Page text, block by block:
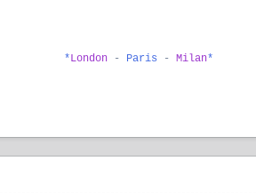
*London - Paris - Milan*